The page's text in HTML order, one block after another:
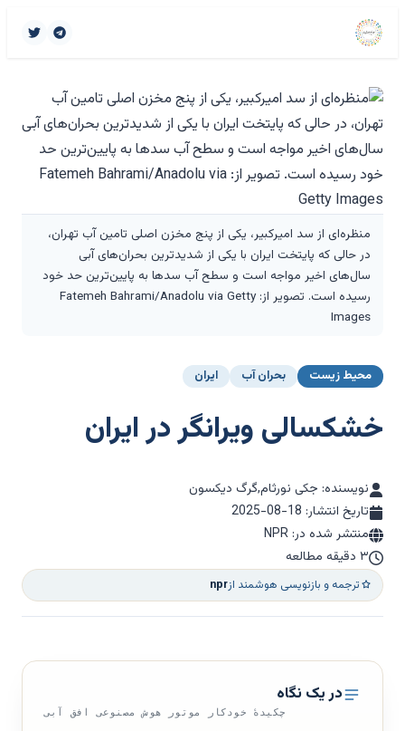
منظره‌ای از سد امیرکبیر، یکی از پنج مخزن اصلی تامین آب تهران،
در حالی که پایتخت ایران با یکی از شدیدترین بحران‌های آبی
سال‌های اخیر مواجه است و سطح آب سدها به پایین‌ترین حد خود
رسیده است. تصویر از: Fatemeh Bahrami/Anadolu via Getty
Images
محیط زیست بحران آب ایران
خشکسالی ویرانگر در ایران
نویسنده: جکی نورثام,گرگ دیکسون
تاریخ انتشار: 2025-08-18
منتشر شده در: NPR
۳ دقیقه مطالعه
ترجمه و بازنویسی هوشمند ازnpr
در یک نگاه
چکیدهٔ خودکار موتور هوش مصنوعی افق آبی